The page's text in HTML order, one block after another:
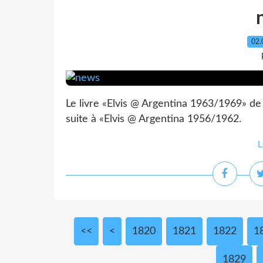
Le livre «Elvis @ Argentina 1963/1969»
suite à «Elvis @ Argentina 1956/1962.
<< < 1800
1810
1820 1821 1822
1829